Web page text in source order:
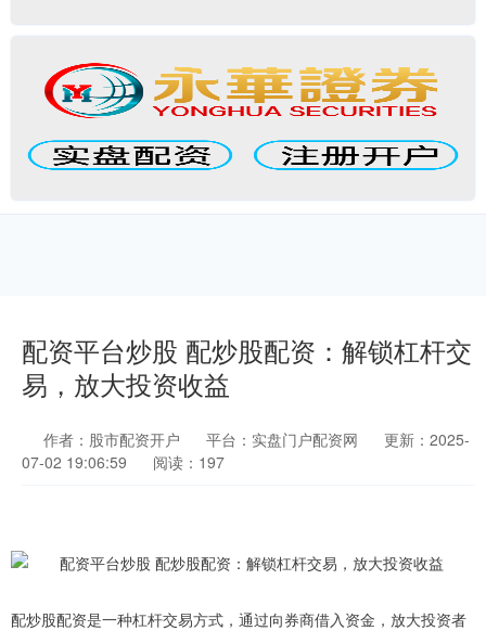
配资平台炒股 配炒股配资：解锁杠杆交
易，放大投资收益
作者：股市配资开户 平台：实盘门户配资网
更新：2025-
07-02 19:06:59
阅读：197
配炒股配资是一种杠杆交易方式，通过向券商借入资金，放大投资者